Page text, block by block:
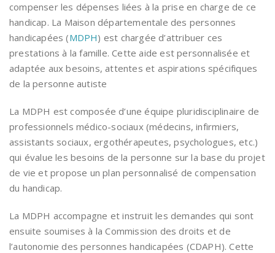
compenser les dépenses liées à la prise en charge de ce
handicap. La Maison départementale des personnes
handicapées (MDPH) est chargée d’attribuer ces
prestations à la famille. Cette aide est personnalisée et
adaptée aux besoins, attentes et aspirations spécifiques
de la personne autiste
La MDPH est composée d’une équipe pluridisciplinaire de
professionnels médico-sociaux (médecins, infirmiers,
assistants sociaux, ergothérapeutes, psychologues, etc.)
qui évalue les besoins de la personne sur la base du projet
de vie et propose un plan personnalisé de compensation
du handicap.
La MDPH accompagne et instruit les demandes qui sont
ensuite soumises à la Commission des droits et de
l’autonomie des personnes handicapées (CDAPH). Cette